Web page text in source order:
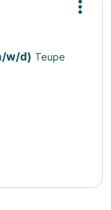
w/d) Teupe